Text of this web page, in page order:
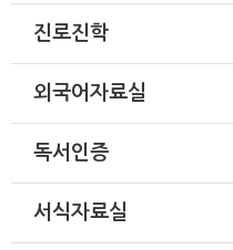
진로진학
외국어자료실
독서인증
서식자료실